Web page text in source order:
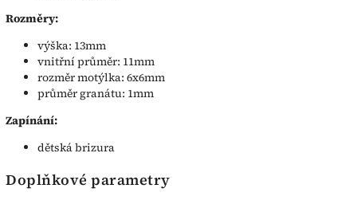
Rozměry:
výška: 13mm
vnitřní průměr: 11mm
rozměr motýlka: 6x6mm
průměr granátu: 1mm
Zapínání:
dětská brizura
Doplňkové parametry